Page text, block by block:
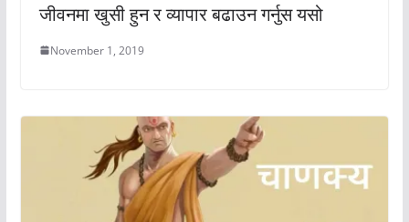
जीवनमा खुसी हुन र व्यापार बढाउन गर्नुस यसो
November 1, 2019